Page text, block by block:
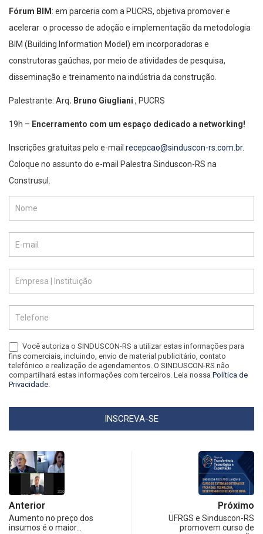
Fórum BIM : em parceria com a PUCRS, objetiva promover e
acelerar o processo de adoção e implementação da metodologia
BIM (Building Information Model) em incorporadoras e
construtoras gaúchas, por meio de atividades de pesquisa,
disseminação e treinamento na indústria da construção.
Palestrante: Arq. Bruno Giugliani , PUCRS
19h – Encerramento com um espaço dedicado a networking!
Inscrições gratuitas pelo e-mail recepcao@sinduscon-rs.com.br.
Coloque no assunto do e-mail Palestra Sinduscon-RS na
Construsul.
Inscrição
Construsul
de
agosto
Você autoriza o SINDUSCON-RS a utilizar estas informações para
fins comerciais, incluindo, envio de material publicitário, contato
telefônico e realização de agendamentos. O SINDUSCON-RS não
compartilhará estas informações com terceiros. Leia nossa Política de
Privacidade
INSCREVA-SE
Anterior
Aumento no preço dos
insumos é o maior…
Próximo
UFRGS e Sinduscon-RS
promovem curso de